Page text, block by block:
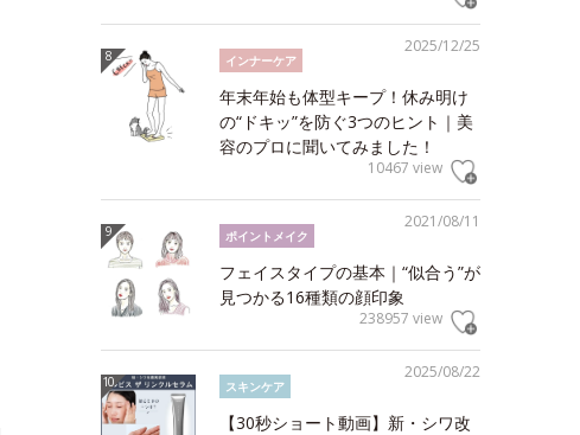
2025/12/25
インナーケア
年末年始も体型キープ！休み明け
の“ドキッ”を防ぐ3つのヒント｜美
容のプロに聞いてみました！
10467 view
2021/08/11
ポイントメイク
フェイスタイプの基本｜“似合う”が
見つかる16種類の顔印象
238957 view
2025/08/22
スキンケア
【30秒ショート動画】新・シワ改